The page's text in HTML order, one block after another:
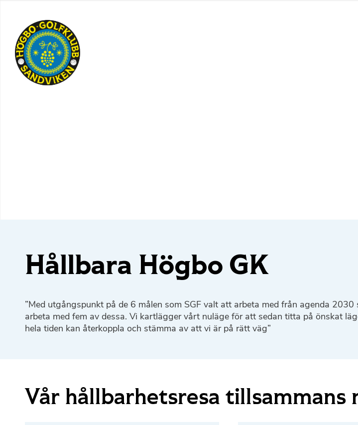
Hållbara Högbo GK
”Med utgångspunkt på de 6 målen som SGF valt att arbeta med från agenda
arbeta med fem av dessa. Vi kartlägger vårt nuläge för att sedan titta på önskat
hela tiden kan återkoppla och stämma av att vi är på rätt väg”
Vår hållbarhetsresa tillsammans